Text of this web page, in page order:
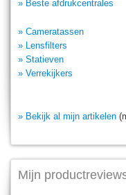
» Beste afdrukcentrales
» Cameratassen
» Lensfilters
» Statieven
» Verrekijkers
» Bekijk al mijn artikelen
Mijn